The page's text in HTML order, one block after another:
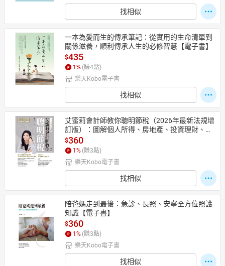
找相似
一本為愛而生的傳承筆記：從實用的生命清單到
關係滋養，順利傳承人生的必修智慧【電子書】
$435
1 % (賺4點)
樂天Kobo電子書
找相似
艾蜜莉會計師教你聰明節稅（2026年最新法規增
訂版）：圖解個人所得、房地產、投資理財、遺
贈稅【電子書】
$360
1 % (賺3點)
樂天Kobo電子書
找相似
陪爸媽走到最後：急診、長照、安寧全方位照護
知識【電子書】
$360
1 % (賺3點)
樂天Kobo電子書
找相似